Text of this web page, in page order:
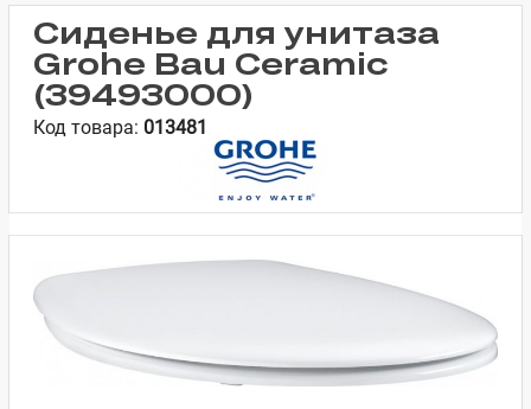
Бачки для
унитазов
Сиденья для
унитазов
Смесители для
встраиваемых
Зеркало-шкаф
Полки в ванную
Сиденье для унитаза
Grohe Bau Ceramic
(39493000)
Код товара: 013481